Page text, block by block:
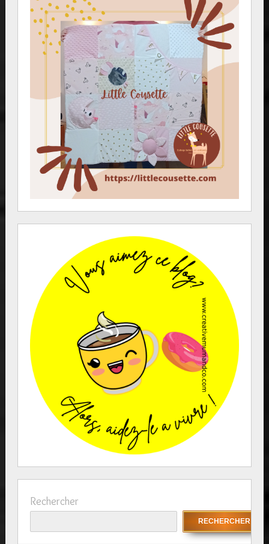
Rechercher
RECHERCHER